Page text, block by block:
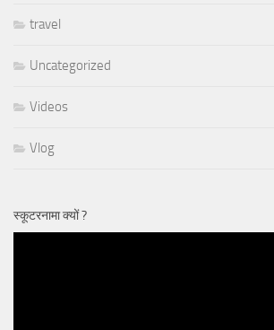
travel
Uncategorized
Videos
Vlog
स्कूटरनामा क्यों ?